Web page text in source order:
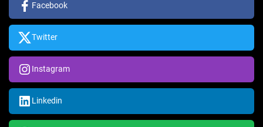
Facebook
Twitter
Instagram
Linkedin